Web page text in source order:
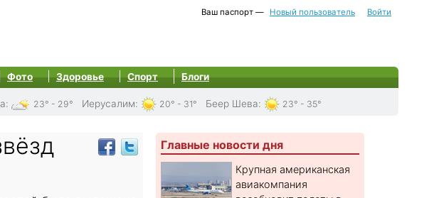
Ваш паспорт — Новый пользователь Войти
Фото Здоровье Спорт Блоги
: 23° - 29° Иерусалим: 20° - 31° Беер Шева: 23° - 35°
Главные новости дня
Крупная американская
авиакомпания